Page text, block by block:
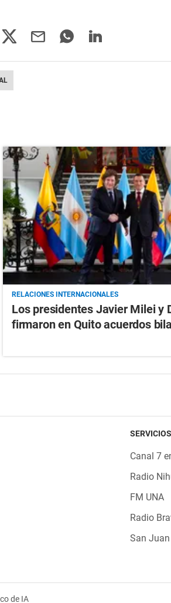
RELACIONES INTERNACIONALES
Los presidentes Javier Milei y
firmaron en Quito acuerdos
SERVICIOS
Canal 7
Radio
FM UNA
Radio
San Juan
de IA